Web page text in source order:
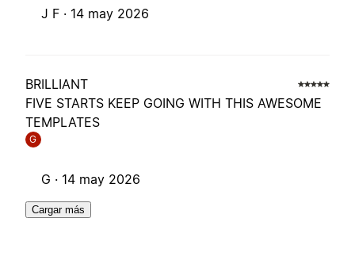
J F · 14 may 2026
BRILLIANT
FIVE STARTS KEEP GOING WITH THIS AWESOME
TEMPLATES
G
G · 14 may 2026
Cargar más